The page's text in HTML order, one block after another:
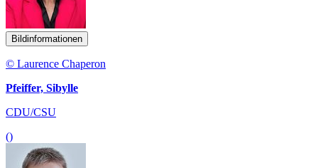
Bildinformationen
© Laurence Chaperon
Pfeiffer, Sibylle
CDU/CSU
()